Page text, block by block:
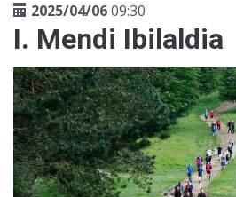
2025/04/0609:30
I. Mendi Ibilaldia